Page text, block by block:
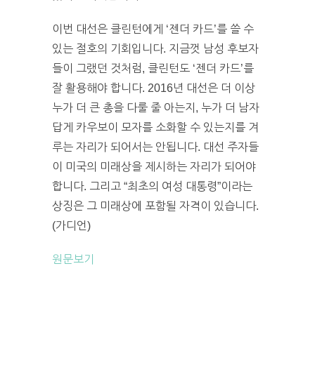
이번 대선은 클린턴에게 ‘젠더 카드’를 쓸 수
있는 절호의 기회입니다. 지금껏 남성 후보자
들이 그랬던 것처럼, 클린턴도 ‘젠더 카드’를
잘 활용해야 합니다. 2016년 대선은 더 이상
누가 더 큰 총을 다룰 줄 아는지, 누가 더 남자
답게 카우보이 모자를 소화할 수 있는지를 겨
루는 자리가 되어서는 안됩니다. 대선 주자들
이 미국의 미래상을 제시하는 자리가 되어야
합니다. 그리고 “최초의 여성 대통령”이라는
상징은 그 미래상에 포함될 자격이 있습니다.
(가디언)
원문보기